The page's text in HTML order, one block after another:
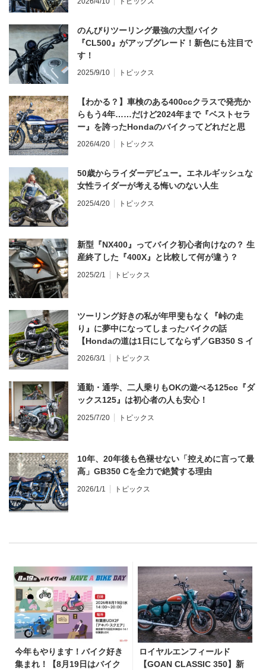
のんびりツーリング最強の大型バイク
『CL500』がアップグレード！新色にも注目で
す！
2025/9/10 トピックス
【わかる？】車検のある400ccクラスで発売か
らもう4年……だけど2024年まで『ベストセラ
ー』を誇ったHondaのバイクってどれだと思
う？
2026/4/20 トピックス
50歳からライダーデビュー。エネルギッシュな
女性ライダーが考える悔いのない人生
2025/4/20 トピックス
新型『NX400』ってバイク初心者向けなの？ 生
産終了した『400X』と比較して何が違う？
2025/2/1 トピックス
ツーリング好きの私が年甲斐もなく『峠の走
り』に夢中になってしまったバイクの話
【Hondaの道は1日にしてならず／GB350 S イ
ンプレ・レビュー 前編】
2026/3/1 トピックス
通勤・通学、二人乗りもOKの遊べる125cc『ダ
ックス125』は初心者の人も安心！
2025/7/20 トピックス
10年、20年後も色褪せない「控えめに言って最
高」GB350 Cを全力で絶賛する理由
2026/1/1 トピックス
今年もやります！バイク好き
集まれ！【8月19日はバイク
ロイヤルエンフィールド
【GOAN CLASSIC 350】新